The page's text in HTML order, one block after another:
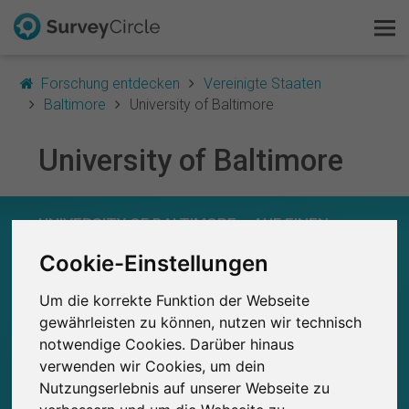
Cookie-Einstellungen
Um die korrekte Funktion der Webseite
gewährleisten zu können, nutzen wir technisch
notwendige Cookies. Darüber hinaus
verwenden wir Cookies, um dein
Nutzungserlebnis auf unserer Webseite zu
Forschung entdecken
Vereinigte Staaten
Baltimore
University of Baltimore
University of Baltimore
UNIVERSITY OF BALTIMORE – AUF EINEN
0
Bisher bei SurveyCircle veröffentlichte
Studien
0
Aktuell bei SurveyCircle veröffentlichte
Studien
Das ist SurveyCircle
Forschung entdecken
FAQ
Kostenlos registrieren
Anmelden